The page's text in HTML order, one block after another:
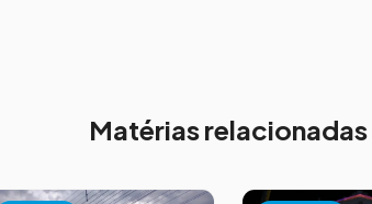
Matérias relacionadas